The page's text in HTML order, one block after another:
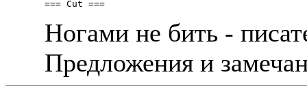
Hогами не бить -
Предложения и